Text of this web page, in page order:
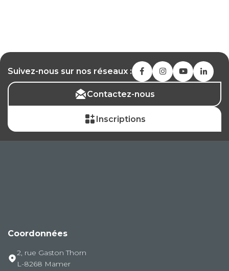
Suivez-nous sur nos réseaux :
Contactez-nous
Inscriptions
Coordonnées
2, rue Gaston Thorn
L-8268 Mamer